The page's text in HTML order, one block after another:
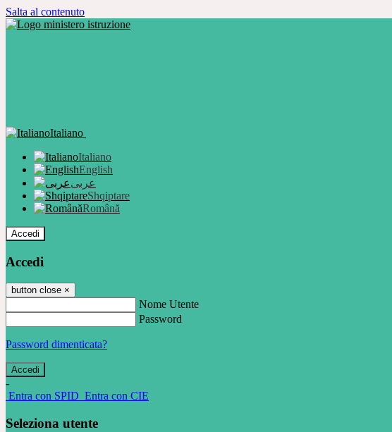
Salta al contenuto
Italiano
Italiano
English
عربى
Shqiptare
Română
Accedi
Accedi
button close ×
Nome Utente
Password
Password dimenticata?
-
Entra con SPID Entra con CIE
Seleziona utente